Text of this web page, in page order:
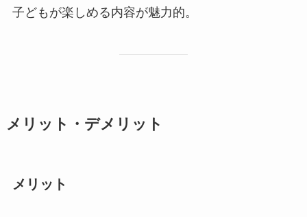
子どもが楽しめる内容が魅力的。
メリット・デメリット
メリット